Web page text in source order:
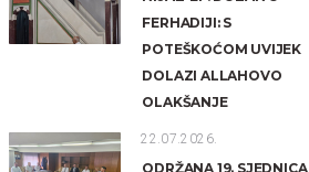
FERHADIJI: S
POTEŠKOĆOM UVIJEK
DOLAZI ALLAHOVO
OLAKŠANJE
22.07.2026.
ODRŽANA 19. SJEDNICA